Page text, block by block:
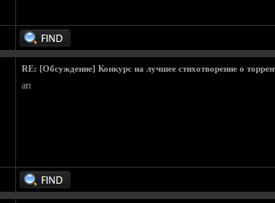
RE: [Обсуждение] Конкурс на лучшее стихотворение о
ап